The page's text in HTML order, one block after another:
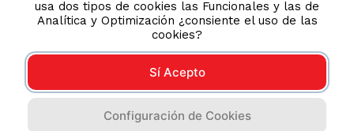
usa dos tipos de cookies las Funcionales y las de
Analítica y Optimización ¿consiente el uso de las
cookies?
Sí Acepto
Configuración de Cookies